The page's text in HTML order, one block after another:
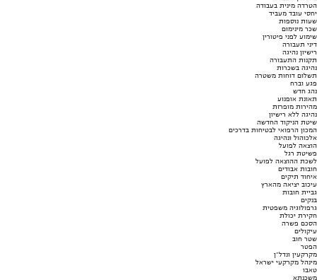
הטרדה מינית בעבודה
יחסי עובד מעביד
שעות נוספות
שכר מינימום
שימוע לפני פיטורין
דיני תעבורה
רישיון נהיגה
תקנות התעבורה
נהיגה בשכרות
תשלום דוחות משטרה
פגע וברח
נהג חדש
תאונת אופנוע
מהירות מופרזת
נהיגה ללא רישיון
שיטת הניקוד החדשה
המכון הרפואי לבטיחות בדרכים
אלכוהול ונהיגה
הוצאה לפועל
פשיטת רגל
לשכת ההוצאה לפועל
חובות אבודים
איחוד תיקים
עיכוב יציאה מהארץ
גביית חובות
בנקים
גרפולוגיה משפטית
חקירת יכולת
הסכם פשרה
עיקולים
שטר חוב
הפטר
מקרקעין ונדל"ן
מינהל מקרקעי ישראל
טאבו
משכנתא